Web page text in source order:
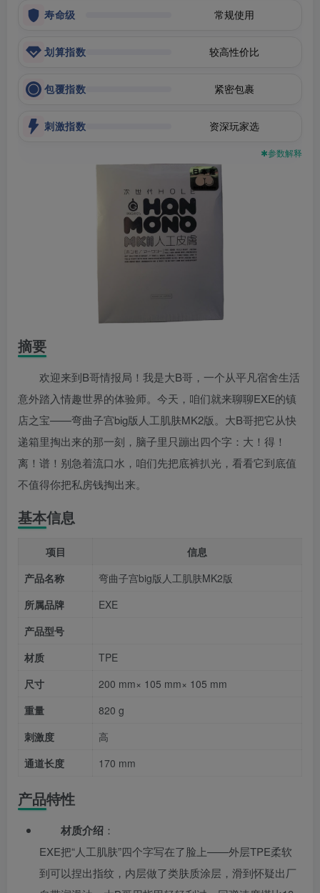
寿命级 常规使用
划算指数 较高性价比
包覆指数 紧密包裹
刺激指数 资深玩家选
✱参数解释
摘要
欢迎来到B哥情报局！我是大B哥，一个从平凡宿舍生活
意外踏入情趣世界的体验师。今天，咱们就来聊聊EXE的镇
店之宝——弯曲子宫big版人工肌肤MK2版。大B哥把它从快
递箱里掏出来的那一刻，脑子里只蹦出四个字：大！得！
离！谱！别急着流口水，咱们先把底裤扒光，看看它到底值
不值得你把私房钱掏出来。
基本信息
项目
信息
产品名称
弯曲子宫big版人工肌肤MK2版
所属品牌
EXE
产品型号
材质
TPE
尺寸
200 mm× 105 mm× 105 mm
重量
820 g
刺激度
高
通道长度
170 mm
产品特性
材质介绍 ：
EXE把“人工肌肤”四个字写在了脸上——外层TPE柔软
到可以捏出指纹，内层做了类肤质涂层，滑到怀疑出厂